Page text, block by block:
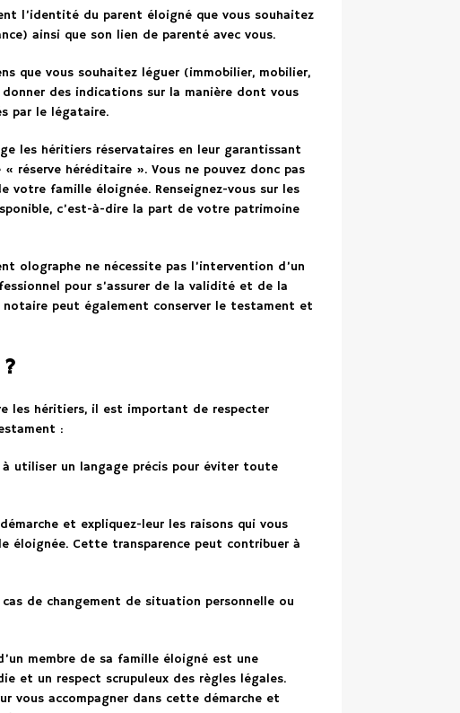
l’identité du parent éloigné que vous souhaitez
ainsi que son lien de parenté avec vous.
que vous souhaitez léguer (immobilier, mobilier,
des indications sur la manière dont vous
par le légataire.
les héritiers réservataires en leur garantissant
réserve héréditaire ». Vous ne pouvez donc pas
votre famille éloignée. Renseignez-vous sur les
c’est-à-dire la part de votre patrimoine
olographe ne nécessite pas l’intervention d’un
pour s’assurer de la validité et de la
peut également conserver le testament et
les héritiers, il est important de respecter
:
utiliser un langage précis pour éviter toute
et expliquez-leur les raisons qui vous
éloignée. Cette transparence peut contribuer à
de changement de situation personnelle ou
membre de sa famille éloigné est une
et un respect scrupuleux des règles légales.
vous accompagner dans cette démarche et